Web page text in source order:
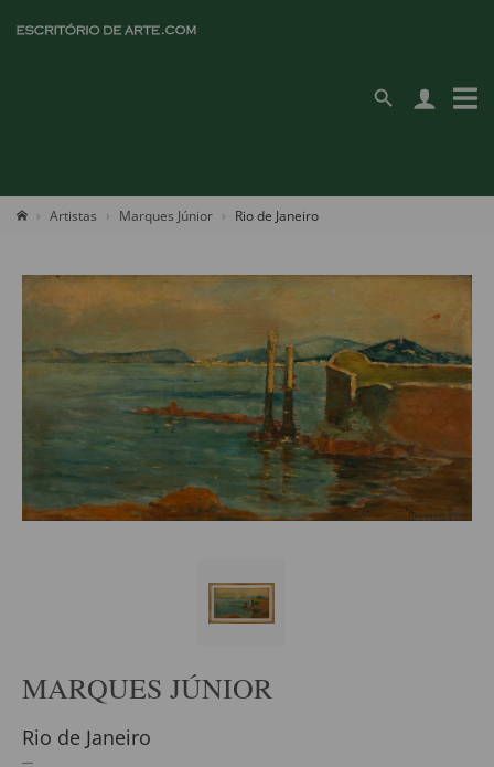
Artistas Marques Júnior Rio de Janeiro
MARQUES JÚNIOR
Rio de Janeiro